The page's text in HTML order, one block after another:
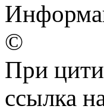
©
При
ссылка